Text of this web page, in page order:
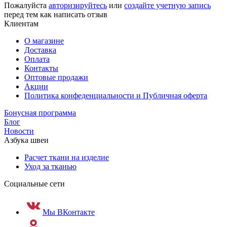
Пожалуйста авторизируйтесь или создайте учетную запись
перед тем как написать отзыв
Клиентам
О магазине
Доставка
Оплата
Контакты
Оптовые продажи
Акции
Политика конфеденциальности и Публичная оферта
Бонусная программа
Блог
Новости
Азбука швеи
Расчет ткани на изделие
Уход за тканью
Социальные сети
Мы ВКонтакте